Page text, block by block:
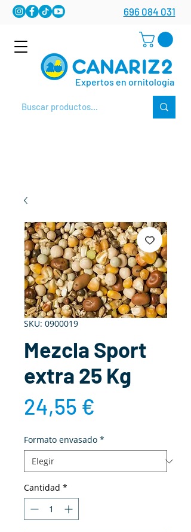
Expertos en ornitología
696 084 031
SKU: 0900019
Mezcla Sport
extra 25 Kg
24,55 €
Formato envasado *
Cantidad *